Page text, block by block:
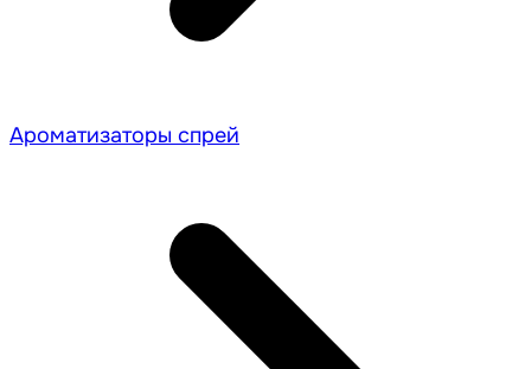
Ароматизаторы спрей